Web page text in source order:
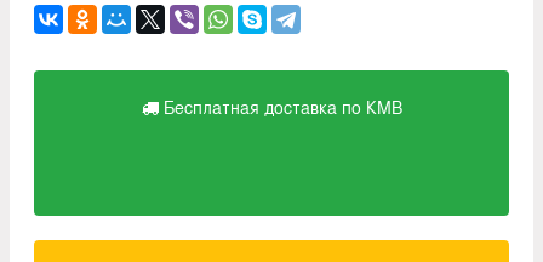
Бесплатная доставка по КМВ